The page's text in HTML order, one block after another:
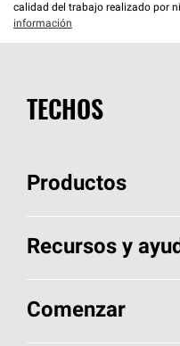
calidad del trabajo realizado por
información
TECHOS
Productos
Elija sus tejas
Encuentre un
Recursos y
Aspectos básicos
Comenzar